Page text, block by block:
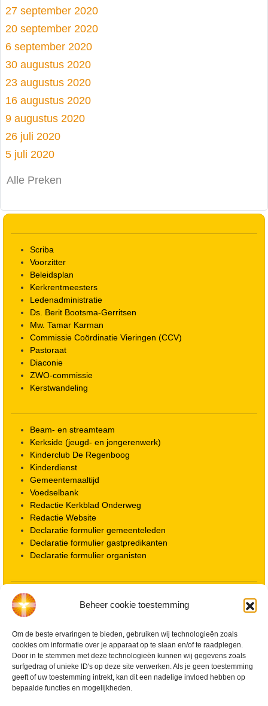
Beheer cookie toestemming
Om de beste ervaringen te bieden, gebruiken wij technologieën zoals
cookies om informatie over je apparaat op te slaan en/of te raadplegen.
Door in te stemmen met deze technologieën kunnen wij gegevens zoals
surfgedrag of unieke ID's op deze site verwerken. Als je geen toestemming
geeft of uw toestemming intrekt, kan dit een nadelige invloed hebben op
bepaalde functies en mogelijkheden.
27 september 2020
20 september 2020
6 september 2020
30 augustus 2020
23 augustus 2020
16 augustus 2020
9 augustus 2020
26 juli 2020
5 juli 2020
Alle Preken
Scriba
Voorzitter
Beleidsplan
Kerkrentmeesters
Ledenadministratie
Ds. Berit Bootsma-Gerritsen
Mw. Tamar Karman
Commissie Coördinatie Vieringen (CCV)
Pastoraat
Diaconie
ZWO-commissie
Kerstwandeling
Beam- en streamteam
Kerkside (jeugd- en jongerenwerk)
Kinderclub De Regenboog
Kinderdienst
Gemeentemaaltijd
Voedselbank
Redactie Kerkblad Onderweg
Redactie Website
Declaratie formulier gemeenteleden
Declaratie formulier gastpredikanten
Declaratie formulier organisten
Locatie kerk
ANBI informatie PGWD
Vrienden van de Grote Kerk
Info Kerkelijke gebouwen / koster
Redactiestatuut voor kerkblad en website
Beleid Veilige Kerk en gedragscode
Privacy